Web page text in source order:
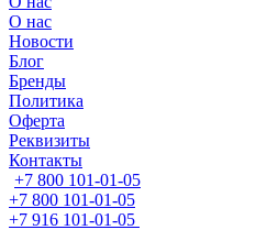
О нас
Новости
Блог
Бренды
Политика
Оферта
Реквизиты
Контакты
+7 800 101-01-05
+7 800 101-01-05
+7 916 101-01-05